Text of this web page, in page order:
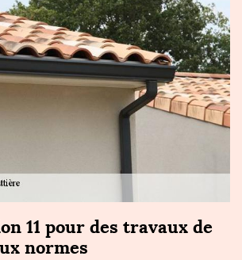
11 pour des travaux de
normes